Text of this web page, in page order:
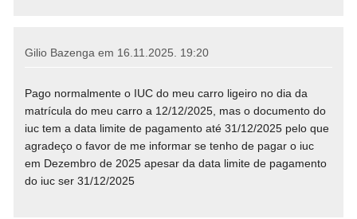
Gilio Bazenga em 16.11.2025. 19:20
Pago normalmente o IUC do meu carro ligeiro no dia da
matrícula do meu carro a 12/12/2025, mas o documento do
iuc tem a data limite de pagamento até 31/12/2025 pelo que
agradeço o favor de me informar se tenho de pagar o iuc
em Dezembro de 2025 apesar da data limite de pagamento
do iuc ser 31/12/2025